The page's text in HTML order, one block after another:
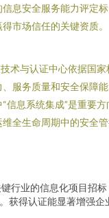
息安全服务能力评定标
市场信任的关键资质。
术与认证中心依据国家
服务质量和安全保障
信息系统集成”是重要方
全生命周期中的安全
行业的信息化项目招标
获得认证能显著增强企